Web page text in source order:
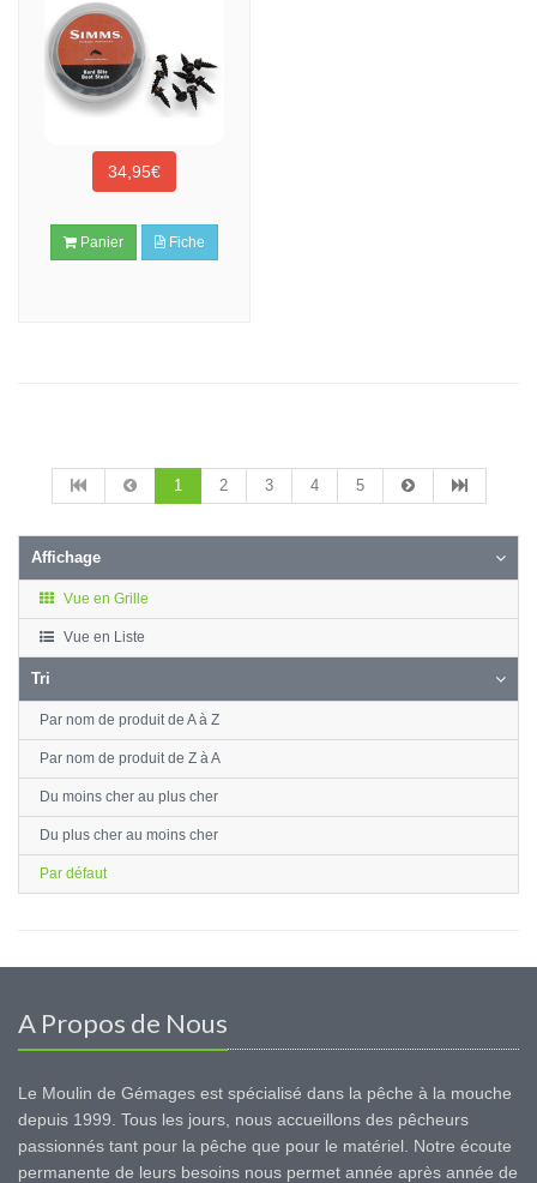
34,95€
Panier Fiche
1 2 3 4 5
Affichage
Vue en Grille
Vue en Liste
Tri
Par nom de produit de A à Z
Par nom de produit de Z à A
Du moins cher au plus cher
Du plus cher au moins cher
Par défaut
A Propos de Nous
Le Moulin de Gémages est spécialisé dans la pêche à la mouche
depuis 1999. Tous les jours, nous accueillons des pêcheurs
passionnés tant pour la pêche que pour le matériel. Notre écoute
permanente de leurs besoins nous permet année après année de